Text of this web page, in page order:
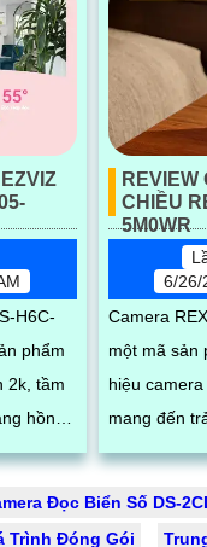
H6C-
phẩm
2k, tầm
hồng
REVIEW
CHIỀU
5M0WR
6/26/
Camera
một mã sản
hiệu
mang đến
nhanh
Đọc Biển Số DS-
Trình Đóng Gói